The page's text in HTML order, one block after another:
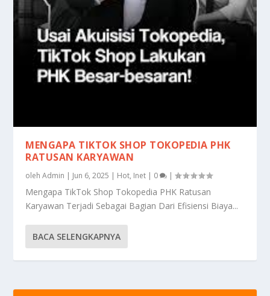
MENGAPA TIKTOK SHOP TOKOPEDIA PHK
RATUSAN KARYAWAN
olehAdmin Jun 6, 2025 Hot, Inet 0 |
Mengapa TikTok Shop Tokopedia PHK Ratusan
Karyawan Terjadi Sebagai Bagian Dari Efisiensi Biaya...
BACA SELENGKAPNYA